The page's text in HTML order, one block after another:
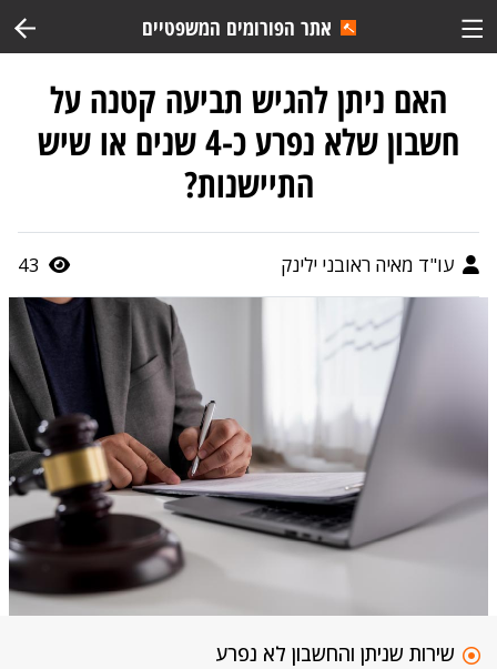
אתר הפורומים המשפטיים
האם ניתן להגיש תביעה קטנה על
חשבון שלא נפרע כ-4 שנים או שיש
התיישנות?
עו"ד מאיה ראובני ילינק 43
שירות שניתן והחשבון לא נפרע